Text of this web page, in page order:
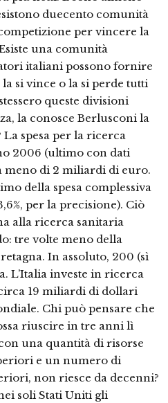
duecento comunità
per vincere la
una comunità
italiani possono fornire
si vince o la si perde tutti
queste divisioni
la conosce Berlusconi la
spesa per la ricerca
2006 (ultimo con dati
meno di 2 miliardi di euro.
della spesa complessiva
per la precisione). Ciò
alla ricerca sanitaria
tre volte meno della
In assoluto, 200 (sì
L’Italia investe in ricerca
19 miliardi di dollari
Chi può pensare che
riuscire in tre anni lì
una quantità di risorse
e un numero di
non riesce da decenni?
soli Stati Uniti gli